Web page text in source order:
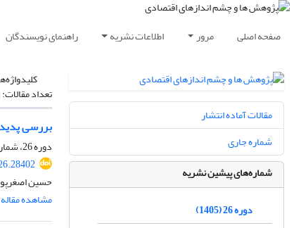
صفحه اصلی مرور اطلاعات نشریه راهنمای نویسندگان
تعداد مقالات:
بررسی
دوره 26، شماره 2، تابستان 1405، صفحه
حسین
مشاهده مقاله
مقالات آماده انتشار
شماره جاری
شماره‌های پیشین نشریه
دوره 26 (1405)